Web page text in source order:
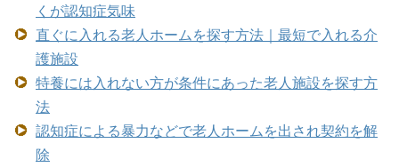
くが認知症気味
直ぐに入れる老人ホームを探す方法｜最短で入れる介
護施設
特養には入れない方が条件にあった老人施設を探す方
法
認知症による暴力などで老人ホームを出され契約を解
除